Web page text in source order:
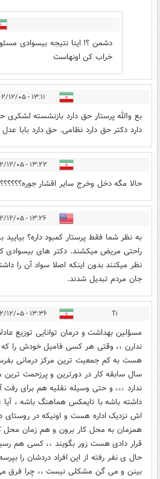
دشمن ؟! اینا نتیجه بیسوادی
خراب کن اونهاست
۱۳:۱۱ - ۱۴۰۲/۱۲/۰۵
بع والله پرستار حق دارد بازنشسته لشکری
دارد دکتر حق دارد نظامی. حق دارد بابا
۱۳:۲۲ - ۱۴۰۲/۱۲/۰۵
حالا مگه دخل وخرج سایر اقشار
۱۳:۲۶ - ۱۴۰۲/۱۲/۰۵
به نظر شما فقط پرستار کمبود داره؟ بیایید
راحتی مریض میکشند. دکتر های بیسوادی
نظر میکنند بدون اینکه اصلا سواد آن را
جان مردم تبدیل شدند.
Ti ۱۳:۳۶ - ۱۴۰۲/۱۲/۰۵
مسؤلین بهداشت و درمان توانایی توزیع
ندارن ،، وقتی هر کسی فامیل خودش را
سال سابقه کار در دورترین و پرزحمت ترین
ندارد ،،، و حتی وسیله نقلیه هم برای رفت
داشته باشه با تایمکس هماهنگ باشه ،
اش نزدیک اداره هست و اونیکه در روستای
همزمان به محل کار برون و هم زمان محل
قرار دادی هست زور بگویند ،، کسی هم
حال ی نفر رفته از این افراد دردشان را
بینن و می گن مشکلی نیست ،، چرا فرق می